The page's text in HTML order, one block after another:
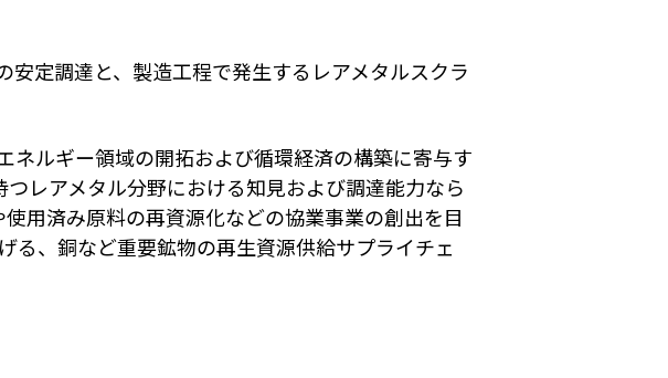
定調達と、製造工程で発生するレアメタルスクラ
ネルギー領域の開拓および循環経済の構築に寄与す
レアメタル分野における知見および調達能力なら
用済み原料の再資源化などの協業事業の創出を目
る、銅など重要鉱物の再生資源供給サプライチェ